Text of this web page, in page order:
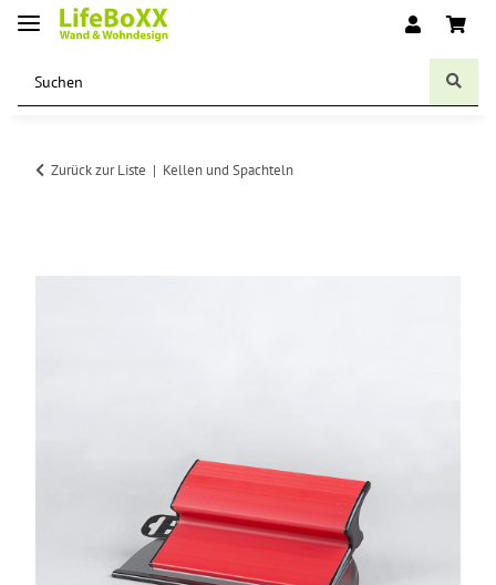
Zurück zur Liste Kellen und Spachteln